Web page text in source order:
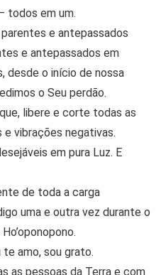
todos em um.
e antepassados
e antepassados em
desde o início de nossa
o Seu perdão.
libere e corte todas as
e vibrações negativas.
em pura Luz. E
de toda a carga
uma e outra vez durante o
te amo, sou grato.
as pessoas da Terra e com